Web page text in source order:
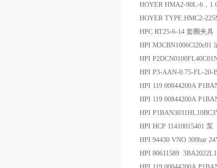
HOYER HMA2-90L-6，
HOYER TYPE:HMC2-
HPC RT25-6-14 套圈夹具
HPI M3CBN1006Cl20c01
HPI
HPI P3-AAN-0.75-FL-20-
HPI 119 00844200A
HPI 119 00844200A
HPI
HPI HCP 11410015401 泵
HPI 94430 VNO 300bar
HPI 80611589